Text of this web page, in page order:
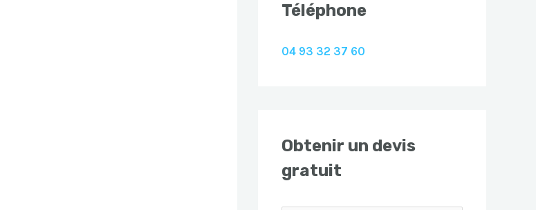
Téléphone
04 93 32 37 60
Obtenir un devis
gratuit